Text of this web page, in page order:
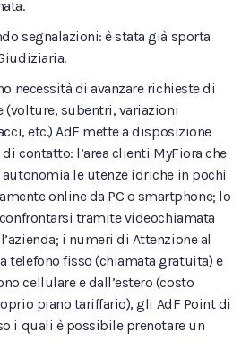
segnalazioni: è stata già sporta
necessità di avanzare richieste di
(volture, subentri, variazioni
etc.) AdF mette a disposizione
contatto: l’area clienti MyFiora che
le utenze idriche in pochi
online da PC o smartphone; lo
tramite videochiamata
i numeri di Attenzione al
telefono fisso (chiamata gratuita) e
cellulare e dall’estero (costo
piano tariffario), gli AdF Point di
i quali è possibile prenotare un